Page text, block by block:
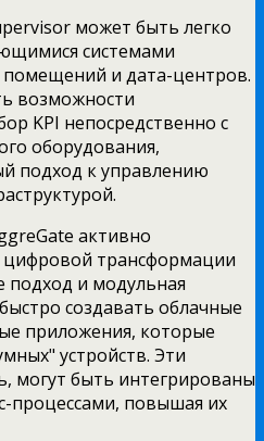
может быть легко
системами
и дата-центров.
возможности
KPI непосредственно с
оборудования,
подход к управлению
активно
цифровой трансформации
подход и модульная
создавать облачные
приложения, которые
устройств. Эти
могут быть интегрированы
процессами, повышая их